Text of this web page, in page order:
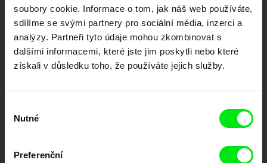
soubory cookie. Informace o tom, jak náš web používáte,
sdílíme se svými partnery pro sociální média, inzerci a
analýzy. Partneři tyto údaje mohou zkombinovat s
dalšími informacemi, které jste jim poskytli nebo které
získali v důsledku toho, že používáte jejich služby.
souhlasu
Nutné
Preferenční
Portál DAFilms.cz je výsledkem tvůrčí spolupráce 7 klíčových evropských
festivalů dokumentárního filmu sdružených do Doc Alliance. Naším cílem je
posouvat hranice dokumentárního filmu, propagovat jeho rozmanitost a
Členové Doc Alliance